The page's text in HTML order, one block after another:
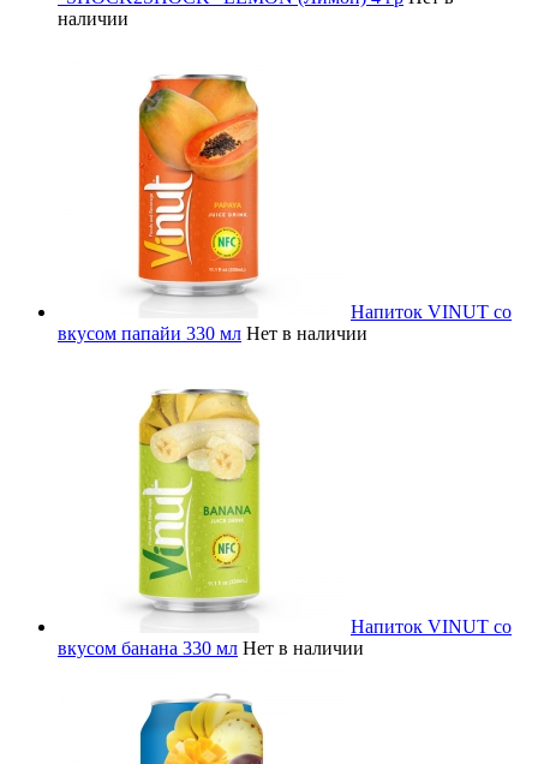
наличии
Напиток VINUT со
вкусом папайи 330 мл Нет в наличии
Напиток VINUT со
вкусом банана 330 мл Нет в наличии